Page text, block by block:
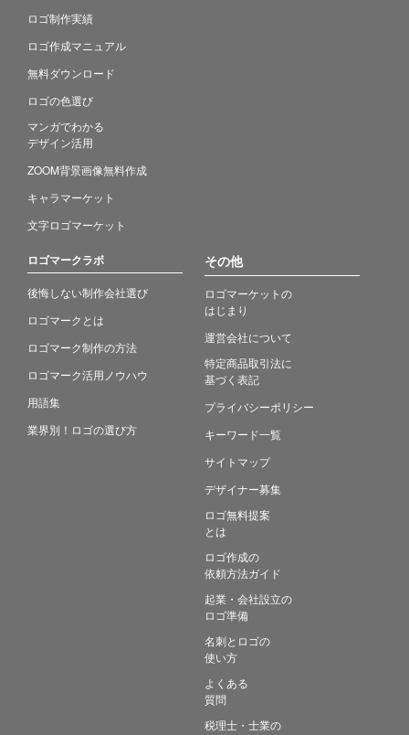
ロゴ制作実績
ロゴ作成マニュアル
無料ダウンロード
ロゴの色選び
マンガでわかる
デザイン活用
ZOOM背景画像無料作成
キャラマーケット
文字ロゴマーケット
ロゴマークラボ
後悔しない制作会社選び
ロゴマークとは
ロゴマーク制作の方法
ロゴマーク活用ノウハウ
用語集
業界別！ロゴの選び方
その他
ロゴマーケットの
はじまり
運営会社について
特定商品取引法に
基づく表記
プライバシーポリシー
キーワード一覧
サイトマップ
デザイナー募集
ロゴ無料提案
とは
ロゴ作成の
依頼方法ガイド
起業・会社設立の
ロゴ準備
名刺とロゴの
使い方
よくある
質問
税理士・士業の